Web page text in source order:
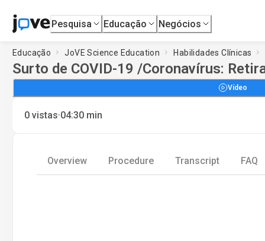
Pesquisa Educação Negócios
Educação JoVE Science Education Habilidades Clínicas
Surto de COVID-19 /Coronavírus:
Vídeo
0 vistas·04:30 min
Overview Procedure Transcript FAQ